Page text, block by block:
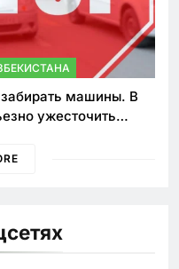
забирать машины. В
ужесточить